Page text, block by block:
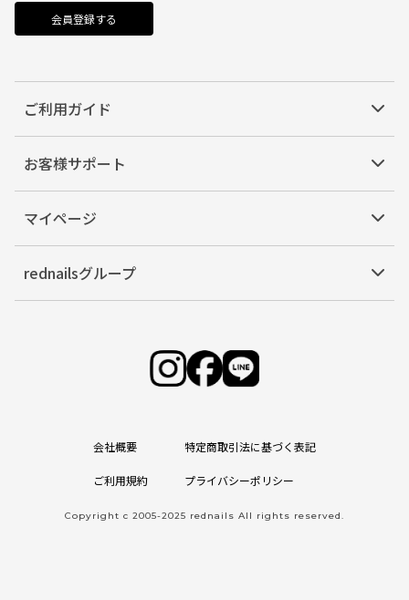
会員登録する
ご利用ガイド
お客様サポート
マイページ
rednailsグループ
会社概要 特定商取引法に基づく表記
ご利用規約 プライバシーポリシー
Copyright c 2005-2025 rednails All rights reserved.